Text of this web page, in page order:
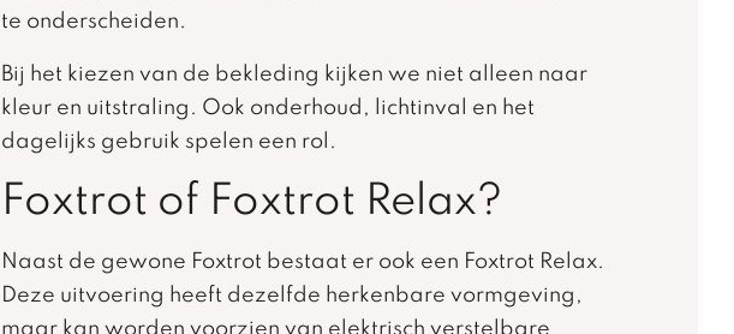
te onderscheiden.
Bij het kiezen van de bekleding kijken we niet alleen naar
kleur en uitstraling. Ook onderhoud, lichtinval en het
dagelijks gebruik spelen een rol.
Foxtrot of Foxtrot Relax?
Naast de gewone Foxtrot bestaat er ook een Foxtrot Relax.
Deze uitvoering heeft dezelfde herkenbare vormgeving,
maar kan worden voorzien van elektrisch verstelbare